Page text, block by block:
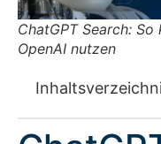
ChatGPT Search:
OpenAI nutzen